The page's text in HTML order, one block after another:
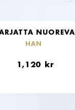
NUOREVA
HAN
1,120 kr